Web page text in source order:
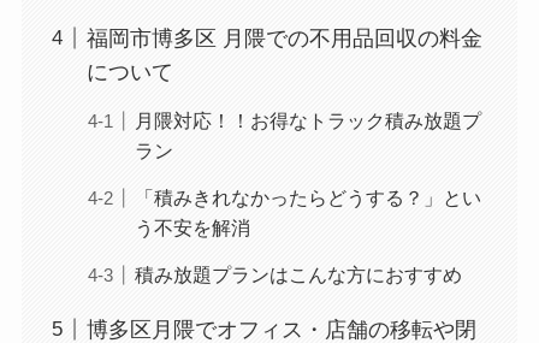
福岡市博多区 月隈での不用品回収の料金
について
月隈対応！！お得なトラック積み放題プ
ラン
「積みきれなかったらどうする？」とい
う不安を解消
積み放題プランはこんな方におすすめ
博多区月隈でオフィス・店舗の移転や閉